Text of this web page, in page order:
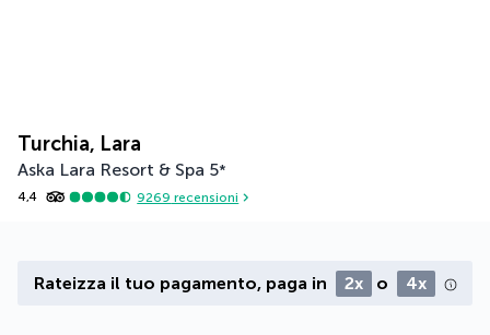
Turchia, Lara
Aska Lara Resort & Spa 5*
4,4 9269 recensioni
Rateizza il tuo pagamento, paga in 2x o 4x